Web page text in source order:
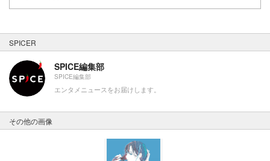
SPICER
SPICE編集部
SPICE編集部
エンタメニュースをお届けします。
その他の画像